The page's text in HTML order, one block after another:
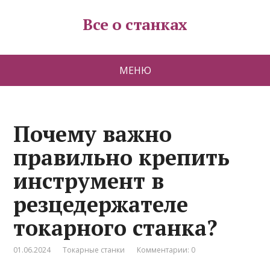
Все о станках
МЕНЮ
Почему важно
правильно крепить
инструмент в
резцедержателе
токарного станка?
01.06.2024 Токарные станки Комментарии: 0